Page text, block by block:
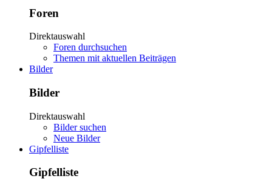
Foren
Direktauswahl
Foren durchsuchen
Themen mit aktuellen Beiträgen
Bilder
Bilder
Direktauswahl
Bilder suchen
Neue Bilder
Gipfelliste
Gipfelliste